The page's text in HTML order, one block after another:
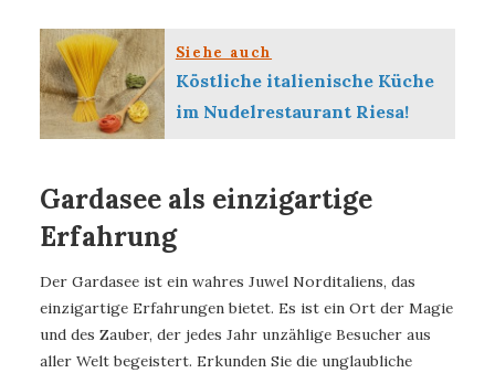
Siehe auch
Köstliche italienische Küche
im Nudelrestaurant Riesa!
Gardasee als einzigartige
Erfahrung
Der Gardasee ist ein wahres Juwel Norditaliens, das
einzigartige Erfahrungen bietet. Es ist ein Ort der Magie
und des Zauber, der jedes Jahr unzählige Besucher aus
aller Welt begeistert. Erkunden Sie die unglaubliche